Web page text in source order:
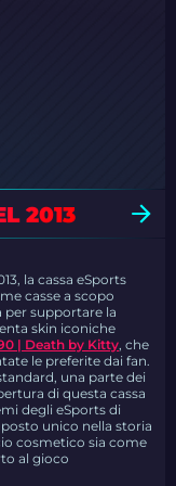
2013
la cassa eSports
casse a scopo
per supportare la
skin iconiche
| Death by Kitty, che
le preferite dai fan.
una parte dei
di questa cassa
degli eSports di
unico nella storia
cosmetico sia come
al gioco